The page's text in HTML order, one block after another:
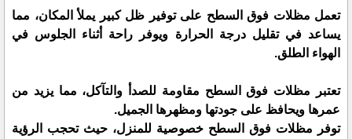
تعمل مظلات فوق السطح على توفير ظل كبير يملأ المكان، مما
يساعد في تقليل درجة الحرارة ويوفر راحة أثناء الجلوس في
الهواء الطلق.
تعتبر مظلات فوق السطح مقاومة للصدأ والتآكل، مما يزيد من
عمرها ويحافظ على جودتها ومظهرها الجميل.
توفر مظلات فوق السطح خصوصية للمنزل، حيث تحجب الرؤية